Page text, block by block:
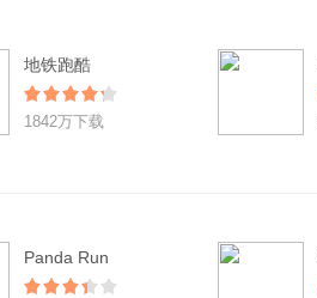
地铁跑酷
1842万下载
Panda Run